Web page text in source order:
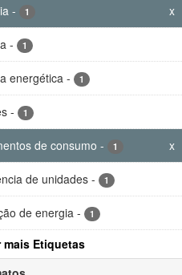
- 1 x
- 1
energética - 1
- 1
de consumo - 1 x
de unidades - 1
de energia - 1
mais Etiquetas